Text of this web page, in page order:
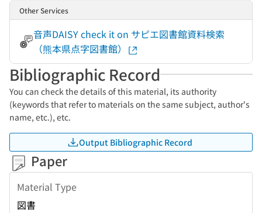
Other Services
音声DAISY check it on サピエ図書館資料検索
（熊本県点字図書館）
Bibliographic Record
You can check the details of this material, its authority
(keywords that refer to materials on the same subject, author's
name, etc.), etc.
Output Bibliographic Record
Paper
Material Type
図書